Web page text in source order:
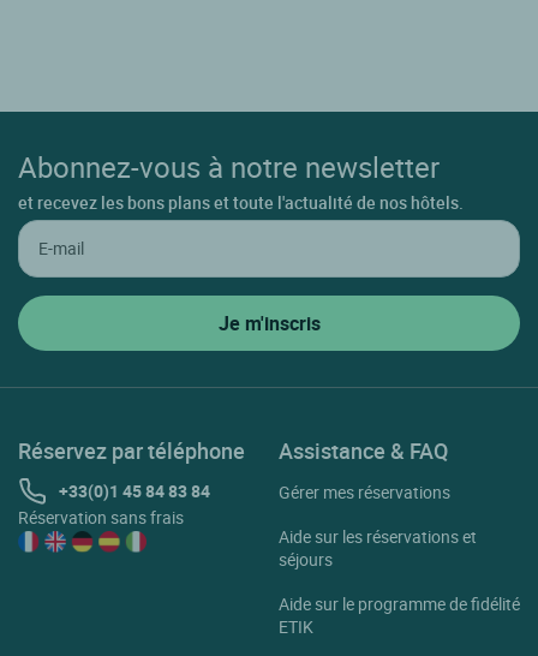
Abonnez-vous à notre newsletter
et recevez les bons plans et toute l'actualité de nos hôtels.
Réservez par téléphone
+33(0)1 45 84 83 84
Réservation sans frais
Assistance & FAQ
Gérer mes réservations
Aide sur les réservations et
séjours
Aide sur le programme de fidélité
ETIK